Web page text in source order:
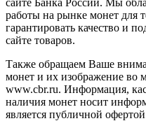
работы на рынке монет для
гарантировать качество и
сайте товаров.
Также обращаем Ваше
монет и их изображение во
www.cbr.ru. Информация,
наличия монет носит
является публичной